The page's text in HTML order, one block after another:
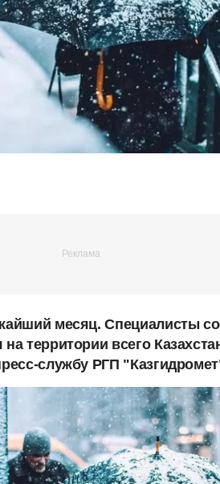
месяц. Специалисты
территории всего
службу РГП